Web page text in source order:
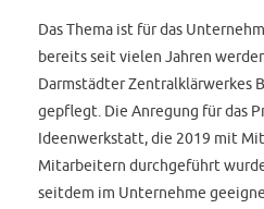
Das Thema ist für das
bereits seit vielen Jahren
Darmstädter Zentralklärwerkes
gepflegt. Die Anregung für das
Ideenwerkstatt, die 2019 mit
Mitarbeitern durchgeführt
seitdem im Unternehme